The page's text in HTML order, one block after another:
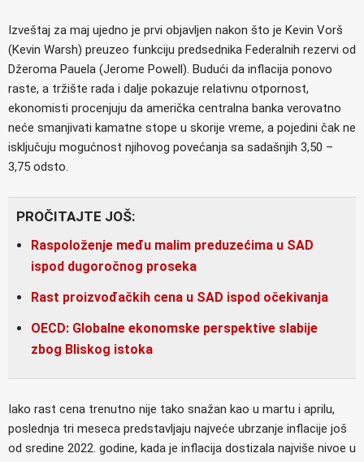
Izveštaj za maj ujedno je prvi objavljen nakon što je Kevin Vorš
(Kevin Warsh) preuzeo funkciju predsednika Federalnih rezervi od
Džeroma Pauela (Jerome Powell). Budući da inflacija ponovo
raste, a tržište rada i dalje pokazuje relativnu otpornost,
ekonomisti procenjuju da američka centralna banka verovatno
neće smanjivati kamatne stope u skorije vreme, a pojedini čak ne
isključuju mogućnost njihovog povećanja sa sadašnjih 3,50 –
3,75 odsto.
PROČITAJTE JOŠ:
Raspoloženje među malim preduzećima u SAD
ispod dugoročnog proseka
Rast proizvođačkih cena u SAD ispod očekivanja
OECD: Globalne ekonomske perspektive slabije
zbog Bliskog istoka
Iako rast cena trenutno nije tako snažan kao u martu i aprilu,
poslednja tri meseca predstavljaju najveće ubrzanje inflacije još
od sredine 2022. godine, kada je inflacija dostizala najviše nivoe u